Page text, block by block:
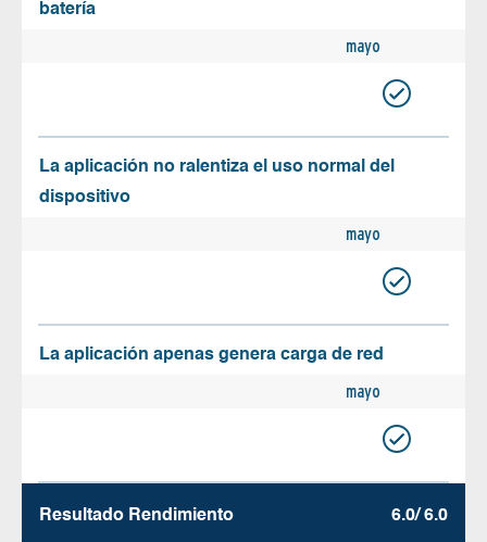
batería
mayo
La aplicación no ralentiza el uso normal del
dispositivo
mayo
La aplicación apenas genera carga de red
mayo
Resultado Rendimiento 6.0/ 6.0